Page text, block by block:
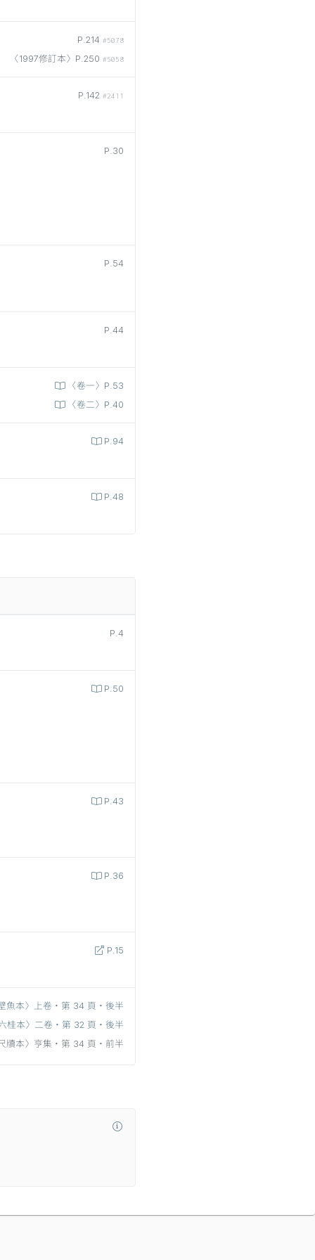
P.214 #5078
〈1997修訂本〉P.250 #5058
P.142 #2411
P.30
P.54
P.44
〈卷一〉P.53
〈卷二〉P.40
P.94
P.48
P.4
P.50
P.43
P.36
P.15
魚本〉上卷‧第 34 頁‧後半
桂本〉二卷‧第 32 頁‧後半
牘本〉亨集‧第 34 頁‧前半